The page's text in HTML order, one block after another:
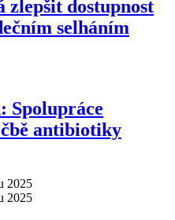
zlepšit dostupnost
selháním
Spolupráce
antibiotiky
2025
2025